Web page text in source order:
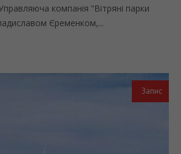
компанія “Вітряні парки
Єременком,...
Запис